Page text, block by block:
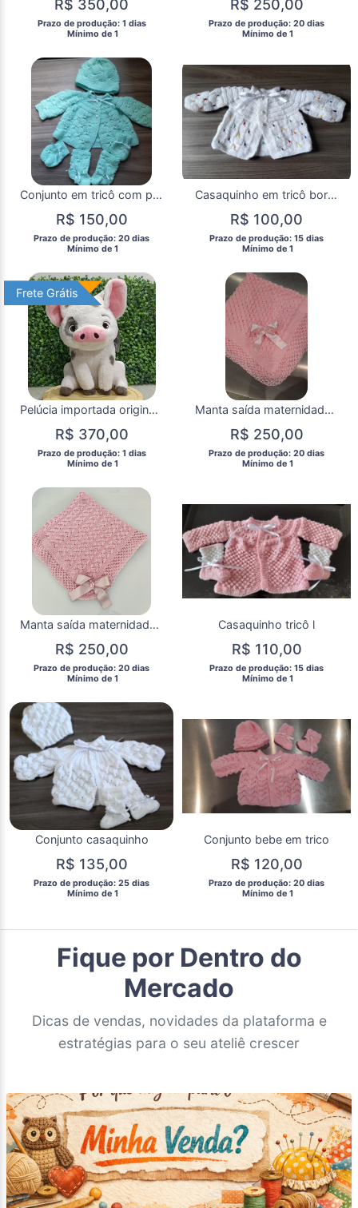
R$ 350,00
Prazo de produção: 1 dias
  Mínimo de 1
R$ 250,00
Prazo de produção: 20 dias
  Mínimo de 1
Conjunto em tricô com perola
R$ 150,00
Prazo de produção: 20 dias
  Mínimo de 1
Casaquinho em tricô bordado
R$ 100,00
Prazo de produção: 15 dias
  Mínimo de 1
Frete Grátis
Frete Grátis
Pelúcia importada original Disney store porco pua Moana
R$ 370,00
Prazo de produção: 1 dias
  Mínimo de 1
Manta saída maternidade VI
R$ 250,00
Prazo de produção: 20 dias
  Mínimo de 1
Manta saída maternidade VII
R$ 250,00
Prazo de produção: 20 dias
  Mínimo de 1
Casaquinho tricô l
R$ 110,00
Prazo de produção: 15 dias
  Mínimo de 1
Conjunto casaquinho
R$ 135,00
Prazo de produção: 25 dias
  Mínimo de 1
Conjunto bebe em trico
R$ 120,00
Prazo de produção: 20 dias
  Mínimo de 1
Fique por Dentro do
Mercado
Dicas de vendas, novidades da plataforma e
estratégias para o seu ateliê crescer